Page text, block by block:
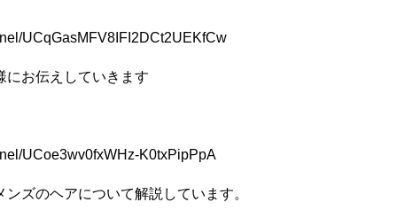
UCqGasMFV8IFI2DCt2UEKfCw
にお伝えしていきます
UCoe3wv0fxWHz-K0txPipPpA
ズのヘアについて解説しています。